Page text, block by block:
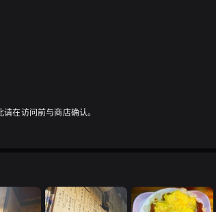
在访问前与商店确认。